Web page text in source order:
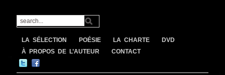
LA SÉLECTION POÉSIE LA CHARTE
DVD
À PROPOS DE L’AUTEUR
CONTACT